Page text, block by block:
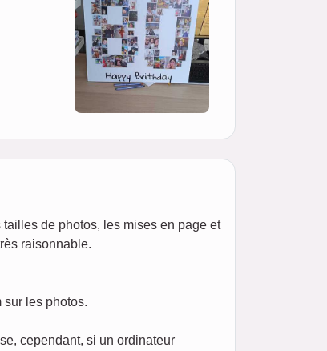
de photos, les mises en page et
raisonnable.
sur les photos.
cependant, si un ordinateur